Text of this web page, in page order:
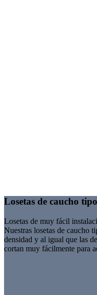
Losetas de caucho
Losetas de muy fácil
Nuestras losetas de caucho
densidad y al igual que las
cortan muy fácilmente para